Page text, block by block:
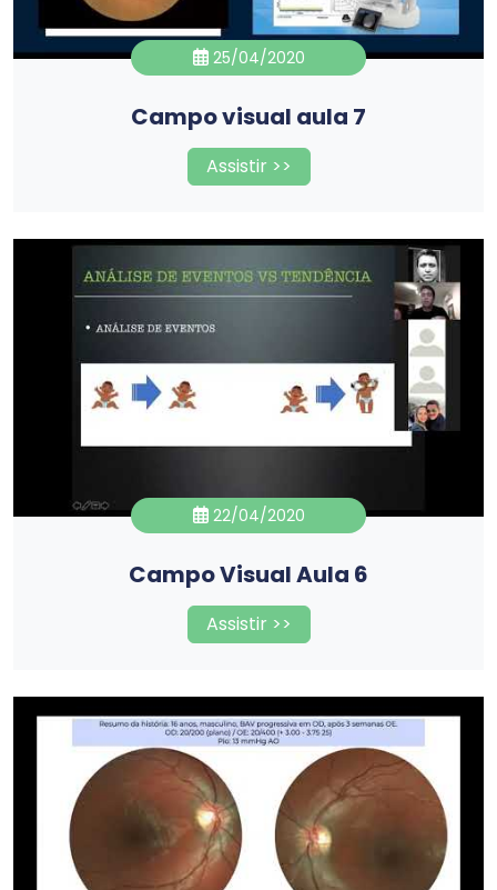
25/04/2020
Campo visual aula 7
Assistir >>
22/04/2020
Campo Visual Aula 6
Assistir >>